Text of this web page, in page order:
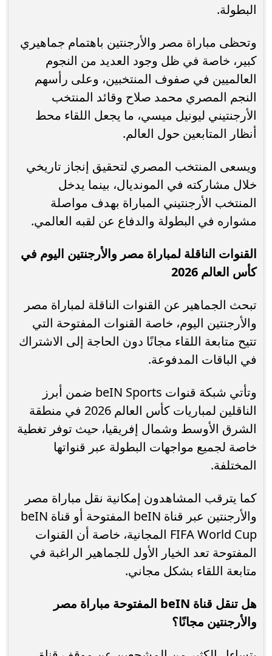
البطولة.
وتحظى مباراة مصر والأرجنتين باهتمام جماهيري
كبير، خاصة في ظل وجود العديد من النجوم
العالميين في صفوف المنتخبين، وعلى رأسهم
النجم المصري محمد صلاح وقائد المنتخب
الأرجنتيني ليونيل ميسي، ما يجعل اللقاء محط
أنظار المتابعين حول العالم.
ويسعى المنتخب المصري لتحقيق إنجاز تاريخي
خلال مشاركته في المونديال، بينما يدخل
المنتخب الأرجنتيني المباراة بهدف مواصلة
مشواره في البطولة والدفاع عن لقبه العالمي.
القنوات الناقلة لمباراة مصر والأرجنتين اليوم في
كأس العالم 2026
تبحث الجماهير عن القنوات الناقلة لمباراة مصر
والأرجنتين اليوم، خاصة القنوات المفتوحة التي
تتيح متابعة اللقاء مجانًا دون الحاجة إلى الاشتراك
في الباقات المدفوعة.
وتأتي شبكة قنوات beIN Sports ضمن أبرز
الناقلين لمباريات كأس العالم 2026 في منطقة
الشرق الأوسط وشمال إفريقيا، حيث توفر تغطية
خاصة لجميع مواجهات البطولة عبر قنواتها
المختلفة.
كما يترقب المشاهدون إمكانية نقل مباراة مصر
والأرجنتين عبر قناة beIN المفتوحة أو قناة beIN
FIFA World Cup المجانية، خاصة أن القنوات
المفتوحة تعد الخيار الأول للجماهير الراغبة في
متابعة اللقاء بشكل مجاني.
هل تنقل قناة beIN المفتوحة مباراة مصر
والأرجنتين مجانًا؟